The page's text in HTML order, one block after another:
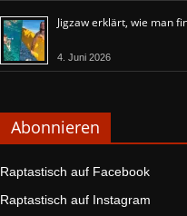
Jigzaw erklärt, wie man
4. Juni 2026
Abonnieren
Raptastisch auf Facebook
Raptastisch auf Instagram